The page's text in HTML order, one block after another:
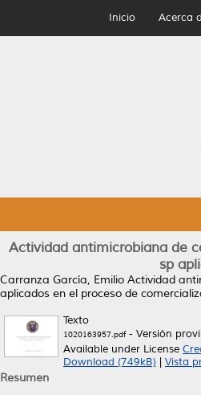
Inicio Acerca
Actividad antimicrobiana de
sp
Carranza García, Emilio Actividad
aplicados en el proceso de
Texto
1020163957.pdf- Versión
Available under License
Download (749kB)
Vista
Resumen